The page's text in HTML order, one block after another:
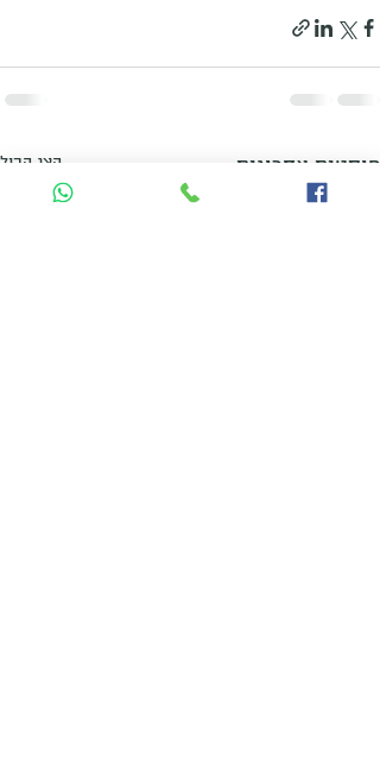
פוסטים אחרונים הצג הכול